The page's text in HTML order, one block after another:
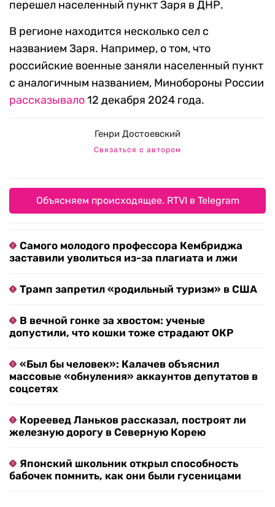
перешел населенный пункт Заря в ДНР.
В регионе находится несколько сел с
названием Заря. Например, о том, что
российские военные заняли населенный пункт
с аналогичным названием, Минобороны России
рассказывало12 декабря 2024 года.
Генри Достоевский
Связаться с автором
Объясняем происходящее. RTVI в Telegram
Самого молодого профессора Кембриджа
заставили уволиться из-за плагиата и лжи
Трамп запретил «родильный туризм» в США
В вечной гонке за хвостом: ученые
допустили, что кошки тоже страдают ОКР
«Был бы человек»: Калачев объяснил
массовые «обнуления» аккаунтов депутатов в
соцсетях
Кореевед Ланьков рассказал, построят ли
железную дорогу в Северную Корею
Японский школьник открыл способность
бабочек помнить, как они были гусеницами